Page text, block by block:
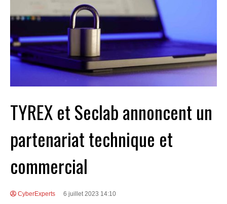
TYREX et Seclab annoncent un
partenariat technique et
commercial
CyberExperts 6 juillet 2023 14:10